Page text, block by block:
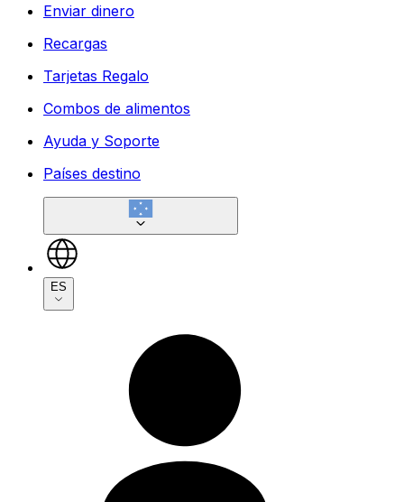
Enviar dinero
Recargas
Tarjetas Regalo
Combos de alimentos
Ayuda y Soporte
Países destino
ES